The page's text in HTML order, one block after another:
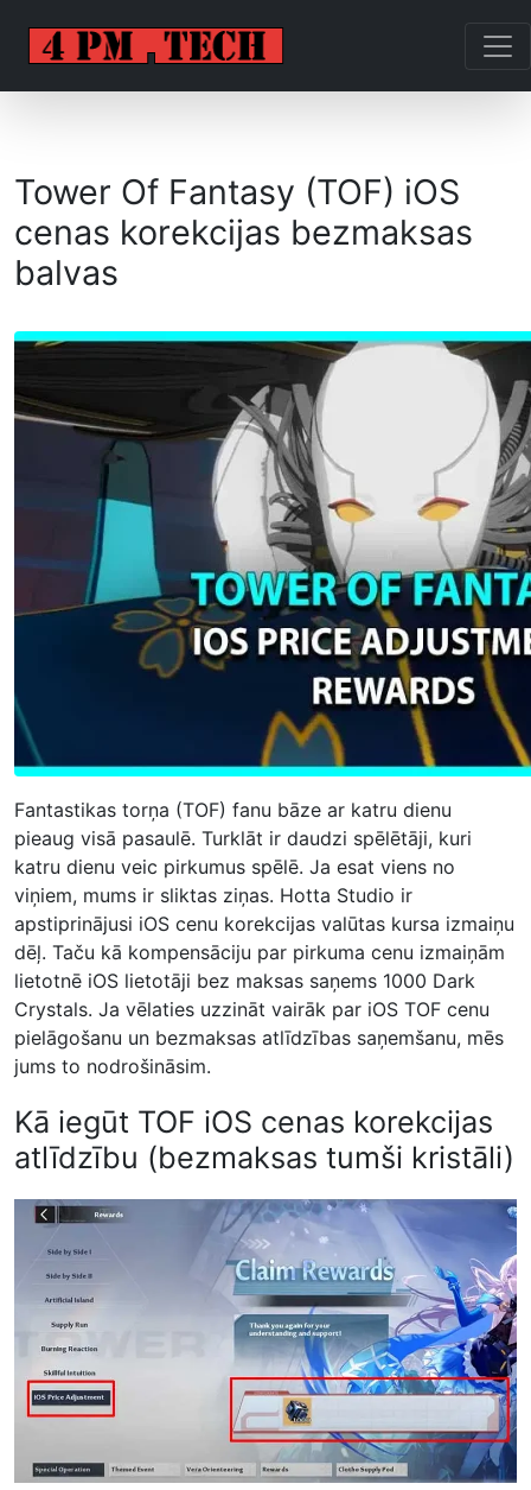
Tower Of Fantasy (TOF) iOS
cenas korekcijas bezmaksas
balvas
Fantastikas torņa (TOF) fanu bāze ar katru dienu
pieaug visā pasaulē. Turklāt ir daudzi spēlētāji, kuri
katru dienu veic pirkumus spēlē. Ja esat viens no
viņiem, mums ir sliktas ziņas. Hotta Studio ir
apstiprinājusi iOS cenu korekcijas valūtas kursa izmaiņu
dēļ. Taču kā kompensāciju par pirkuma cenu izmaiņām
lietotnē iOS lietotāji bez maksas saņems 1000 Dark
Crystals. Ja vēlaties uzzināt vairāk par iOS TOF cenu
pielāgošanu un bezmaksas atlīdzības saņemšanu, mēs
jums to nodrošināsim.
Kā iegūt TOF iOS cenas korekcijas
atlīdzību (bezmaksas tumši kristāli)